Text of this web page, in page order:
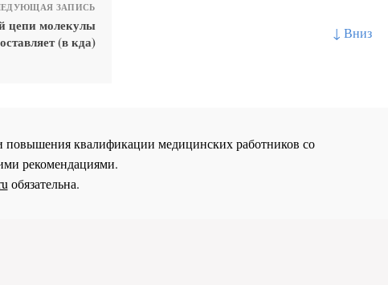
↓ Вниз
ЗАПИСЬ
цепи молекулы
(в кда)
повышения квалификации медицинских работников со
рекомендациями.
обязательна.